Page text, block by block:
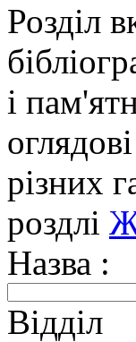
Розділ
і
різних
роздлі
Назва :
Відділ